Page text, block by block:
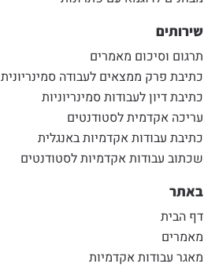
שירותים
תרגום וסיכום מאמרים
כתיבת פרק ממצאים לעבודה סמינריונית
כתיבת דיון לעבודות סמינריוניות
עריכה אקדמית לסטודנטים
כתיבת עבודות אקדמיות באנגלית
שכתוב עבודות אקדמיות לסטודנטים
באתר
דף הבית
מאמרים
מאגר עבודות אקדמיות